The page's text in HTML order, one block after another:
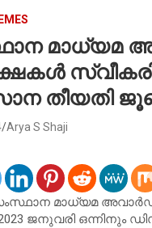
മാധ്യമ
തീയതി
Arya S Shaji
മാധ്യമ
ജനുവരി ഒന്നിനും